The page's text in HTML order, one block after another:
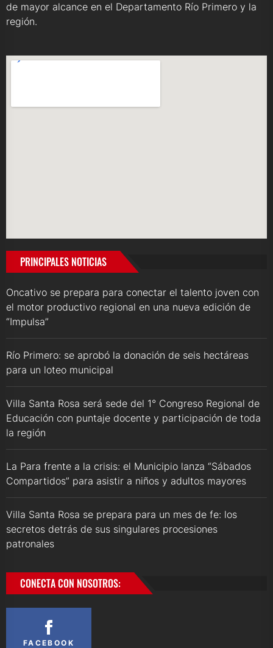
de mayor alcance en el Departamento Río Primero y la
región.
PRINCIPALES NOTICIAS
Oncativo se prepara para conectar el talento joven con
el motor productivo regional en una nueva edición de
“Impulsa”
Río Primero: se aprobó la donación de seis hectáreas
para un loteo municipal
Villa Santa Rosa será sede del 1° Congreso Regional de
Educación con puntaje docente y participación de toda
la región
La Para frente a la crisis: el Municipio lanza “Sábados
Compartidos” para asistir a niños y adultos mayores
Villa Santa Rosa se prepara para un mes de fe: los
secretos detrás de sus singulares procesiones
patronales
CONECTA CON NOSOTROS:
FACEBOOK